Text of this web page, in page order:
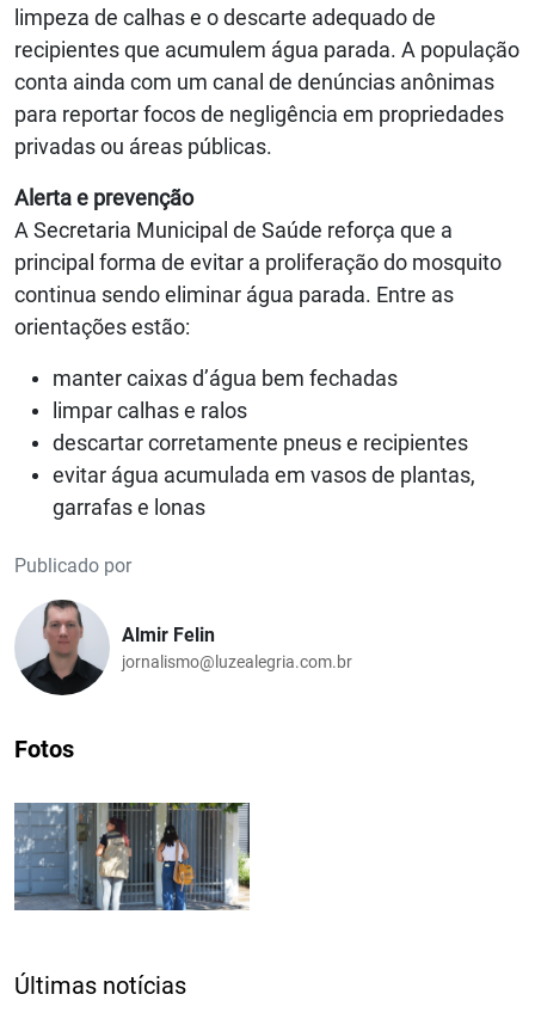
limpeza de calhas e o descarte adequado de
recipientes que acumulem água parada. A população
conta ainda com um canal de denúncias anônimas
para reportar focos de negligência em propriedades
privadas ou áreas públicas.
Alerta e prevenção
A Secretaria Municipal de Saúde reforça que a
principal forma de evitar a proliferação do mosquito
continua sendo eliminar água parada. Entre as
orientações estão:
manter caixas d’água bem fechadas
limpar calhas e ralos
descartar corretamente pneus e recipientes
evitar água acumulada em vasos de plantas,
garrafas e lonas
Publicado por
Almir Felin
jornalismo@luzealegria.com.br
Fotos
Últimas notícias